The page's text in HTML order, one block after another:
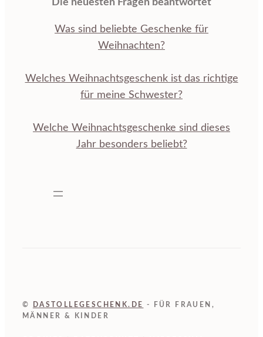
Die neuesten Fragen beantwortet
Was sind beliebte Geschenke für
Weihnachten?
Welches Weihnachtsgeschenk ist das richtige
für meine Schwester?
Welche Weihnachtsgeschenke sind dieses
Jahr besonders beliebt?
© DASTOLLEGESCHENK.DE
- FÜR FRAUEN,
MÄNNER & KINDER